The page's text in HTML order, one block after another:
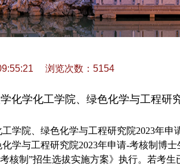
浏览次数： 5154
化学化工学院、绿色化学与工程研
学院、绿色化学与工程研究院2023年申
学与工程研究院2023年申请-考核制博士
考核制”招生选拔实施方案》执行。若考